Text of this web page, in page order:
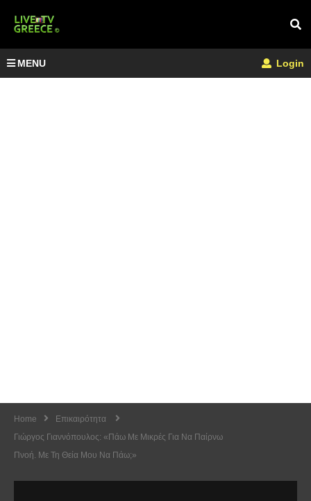
MENU Login
Home
Επικαιρότητα
Γιώργος Γιαννόπουλος: «Πάω Με Μικρές Για Να Παίρνω
Πνοή. Με Τη Θεία Μου Να Πάω;»